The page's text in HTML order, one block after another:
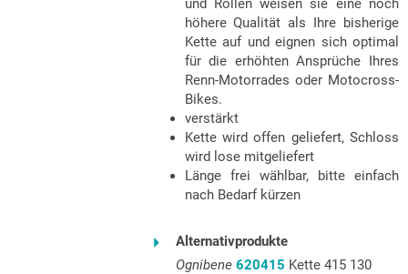
höhere Qualität als Ihre bisherige
Kette auf und eignen sich optimal
für die erhöhten Ansprüche Ihres
Renn-Motorrades oder Motocross-
Bikes.
verstärkt
Kette wird offen geliefert, Schloss
wird lose mitgeliefert
Länge frei wählbar, bitte einfach
nach Bedarf kürzen
Alternativprodukte
Ognibene 620415 Kette 415 130